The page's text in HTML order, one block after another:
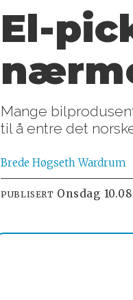
El-
Mange
til å entre det
Brede Høgseth Wardrum
PUBLISERT onsdag